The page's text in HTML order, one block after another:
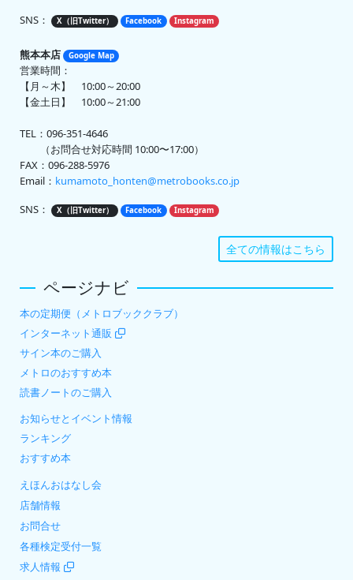
SNS： X（旧Twitter） Facebook Instagram
熊本本店 Google Map
営業時間：
【月～木】 10:00～20:00
【金土日】 10:00～21:00
TEL：096-351-4646
（お問合せ対応時間 10:00〜17:00）
FAX：096-288-5976
Email： kumamoto_honten@metrobooks.co.jp
SNS： X（旧Twitter） Facebook Instagram
全ての情報はこちら
ページナビ
本の定期便（メトロブッククラブ）
インターネット通販
サイン本のご購入
メトロのおすすめ本
読書ノートのご購入
お知らせとイベント情報
ランキング
おすすめ本
えほんおはなし会
店舗情報
お問合せ
各種検定受付一覧
求人情報